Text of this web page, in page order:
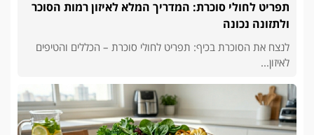
תפריט לחולי סוכרת: המדריך המלא לאיזון רמות הסוכר
ולתזונה נכונה
לנצח את הסוכרת בכיף: תפריט לחולי סוכרת – הכללים והטיפים
לאיזון...